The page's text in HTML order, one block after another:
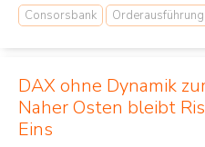
Consorsbank Orderausführung
DAX ohne Dynamik
Naher Osten bleibt
Eins